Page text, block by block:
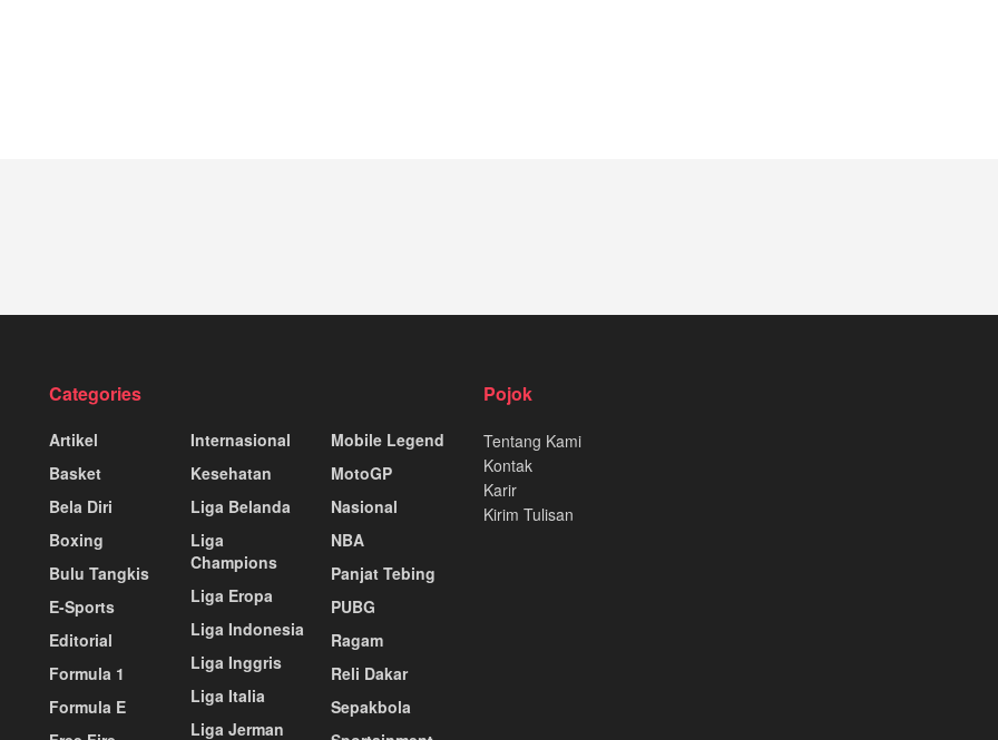
Categories
Artikel
Basket
Bela Diri
Boxing
Bulu Tangkis
E-Sports
Editorial
Formula 1
Formula E
Internasional
Kesehatan
Liga Belanda
Liga
Champions
Liga Eropa
Liga Indonesia
Liga Inggris
Liga Italia
Liga Jerman
Mobile Legend
MotoGP
Nasional
NBA
Panjat Tebing
PUBG
Ragam
Reli Dakar
Sepakbola
Pojok
Tentang Kami
Kontak
Karir
Kirim Tulisan